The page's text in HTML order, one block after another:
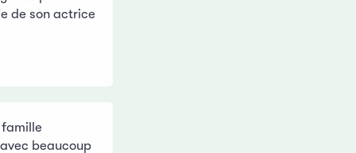
de son actrice
beaucoup